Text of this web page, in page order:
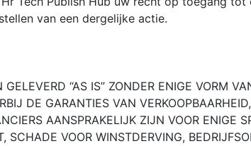
van een dergelijke actie.
“AS IS” ZONDER ENIGE VORM
DE GARANTIES VAN
AANSPRAKELIJK ZIJN VOOR ENIGE
SCHADE VOOR WINSTDERVING,